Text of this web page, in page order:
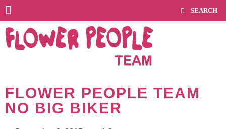
FLOWER PEOPLE TEAM
NO BIG BIKER